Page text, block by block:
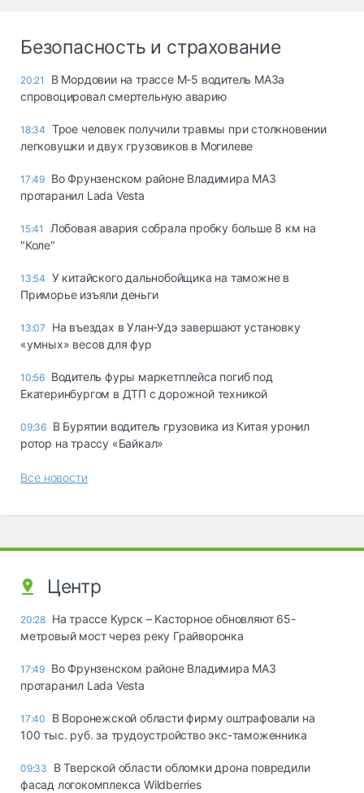
Безопасность и страхование
20:21
В Мордовии на трассе М-5 водитель МАЗа
спровоцировал смертельную аварию
18:34 Трое человек получили травмы при столкновении
легковушки и двух грузовиков в Могилеве
17:49 Во Фрунзенском районе Владимира МАЗ
протаранил Lada Vesta
15:41
Лобовая авария собрала пробку больше 8 км на
"Коле"
13:54 У китайского дальнобойщика на таможне в
Приморье изъяли деньги
13:07
Ha въeздax в Улaн-Удэ зaвepшaют ycтaнoвкy
«yмныx» вecoв для фyp
10:56 Водитель фуры маркетплейса погиб под
Екатеринбургом в ДТП с дорожной техникой
09:36 В Бурятии водитель грузовика из Китая уронил
ротор на трассу «Байкал»
Все новости
Центр
20:28 На трассе Курск – Касторное обновляют 65-
метровый мост через реку Грайворонка
17:49 Во Фрунзенском районе Владимира МАЗ
протаранил Lada Vesta
17:40
В Воронежской области фирму оштрафовали на
100 тыс. руб. за трудоустройство экс-таможенника
09:33
В Тверской области обломки дрона повредили
фасад логокомплекса Wildberries